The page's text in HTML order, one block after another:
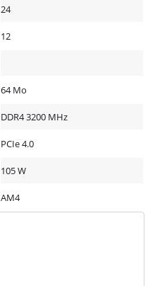
24
12
64 Mo
DDR4 3200 MHz
PCIe 4.0
105 W
AM4